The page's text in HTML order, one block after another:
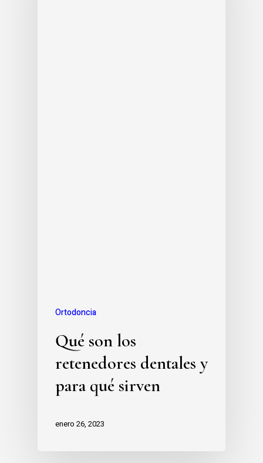
Ortodoncia
Qué son los
retenedores dentales y
para qué sirven
enero 26, 2023